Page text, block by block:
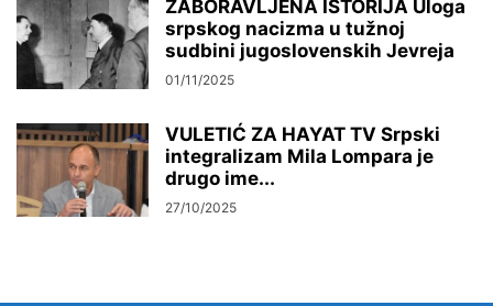
ZABORAVLJENA ISTORIJA Uloga
srpskog nacizma u tužnoj
sudbini jugoslovenskih Jevreja
01/11/2025
VULETIĆ ZA HAYAT TV Srpski
integralizam Mila Lompara je
drugo ime...
27/10/2025